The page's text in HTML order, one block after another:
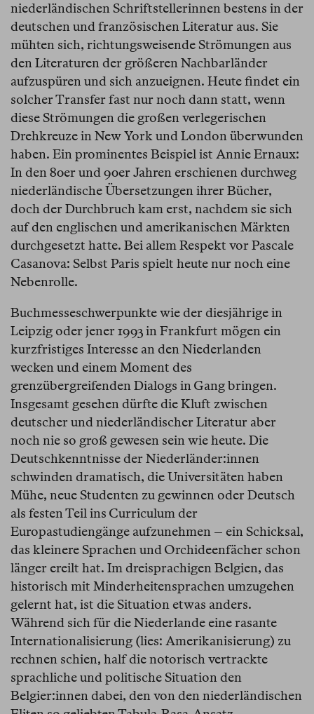
niederländischen Schriftstellerinnen bestens in der
deutschen und französischen Literatur aus. Sie
mühten sich, richtungsweisende Strömungen aus
den Literaturen der größeren Nachbarländer
aufzuspüren und sich anzueignen. Heute findet ein
solcher Transfer fast nur noch dann statt, wenn
diese Strömungen die großen verlegerischen
Drehkreuze in New York und London überwunden
haben. Ein prominentes Beispiel ist Annie Ernaux:
In den 80er und 90er Jahren erschienen durchweg
niederländische Übersetzungen ihrer Bücher,
doch der Durchbruch kam erst, nachdem sie sich
auf den englischen und amerikanischen Märkten
durchgesetzt hatte. Bei allem Respekt vor Pascale
Casanova: Selbst Paris spielt heute nur noch eine
Nebenrolle.
Buchmesseschwerpunkte wie der diesjährige in
Leipzig oder jener 1993 in Frankfurt mögen ein
kurzfristiges Interesse an den Niederlanden
wecken und einem Moment des
grenzübergreifenden Dialogs in Gang bringen.
Insgesamt gesehen dürfte die Kluft zwischen
deutscher und niederländischer Literatur aber
noch nie so groß gewesen sein wie heute. Die
Deutschkenntnisse der Niederländer:innen
schwinden dramatisch, die Universitäten haben
Mühe, neue Studenten zu gewinnen oder Deutsch
als festen Teil ins Curriculum der
Europastudiengänge aufzunehmen – ein Schicksal,
das kleinere Sprachen und Orchideenfächer schon
länger ereilt hat. Im dreisprachigen Belgien, das
historisch mit Minderheitensprachen umzugehen
gelernt hat, ist die Situation etwas anders.
Während sich für die Niederlande eine rasante
Internationalisierung (lies: Amerikanisierung) zu
rechnen schien, half die notorisch vertrackte
sprachliche und politische Situation den
Belgier:innen dabei, den von den niederländischen